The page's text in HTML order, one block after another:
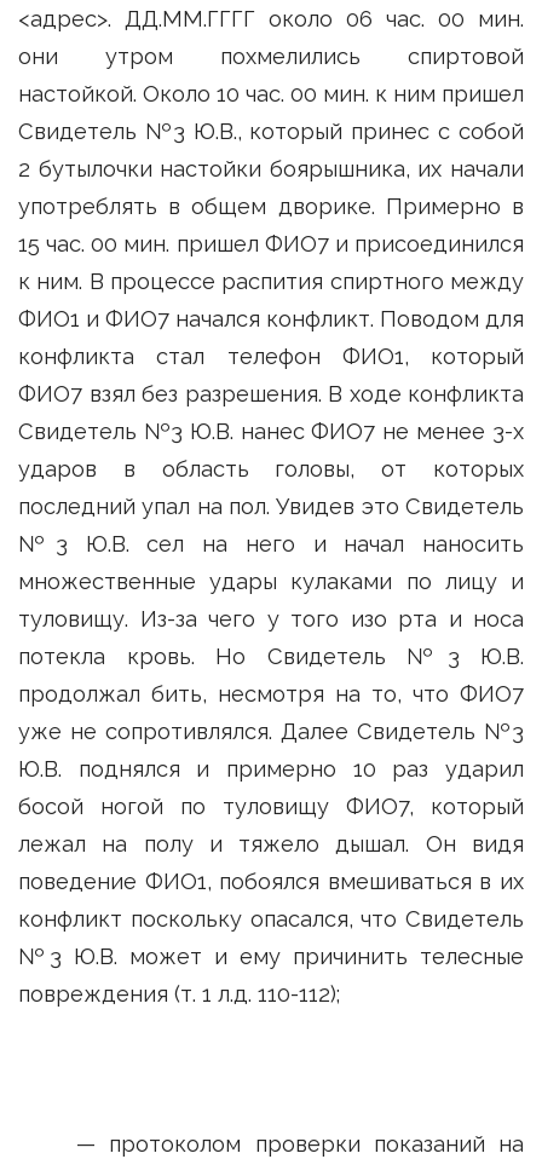
<адрес>. ДД.ММ.ГГГГ около 06 час. 00 мин.
они утром похмелились спиртовой
настойкой. Около 10 час. 00 мин. к ним пришел
Свидетель №3 Ю.В., который принес с собой
2 бутылочки настойки боярышника, их начали
употреблять в общем дворике. Примерно в
15 час. 00 мин. пришел ФИО7 и присоединился
к ним. В процессе распития спиртного между
ФИО1 и ФИО7 начался конфликт. Поводом для
конфликта стал телефон ФИО1, который
ФИО7 взял без разрешения. В ходе конфликта
Свидетель №3 Ю.В. нанес ФИО7 не менее 3-х
ударов в область головы, от которых
последний упал на пол. Увидев это Свидетель
№3 Ю.В. сел на него и начал наносить
множественные удары кулаками по лицу и
туловищу. Из-за чего у того изо рта и носа
потекла кровь. Но Свидетель №3 Ю.В.
продолжал бить, несмотря на то, что ФИО7
уже не сопротивлялся. Далее Свидетель №3
Ю.В. поднялся и примерно 10 раз ударил
босой ногой по туловищу ФИО7, который
лежал на полу и тяжело дышал. Он видя
поведение ФИО1, побоялся вмешиваться в их
конфликт поскольку опасался, что Свидетель
№3 Ю.В. может и ему причинить телесные
повреждения (т. 1 л.д. 110-112);
— протоколом проверки показаний на